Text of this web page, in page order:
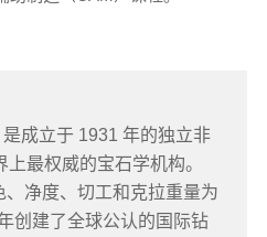
成立于 1931 年的独立非
最权威的宝石学机构。
、净度、切工和克拉重量为
创建了全球公认的国际钻